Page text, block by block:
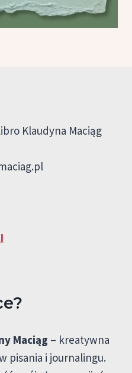
Klaudyna Maciąg
Maciąg – kreatywna
pisania i journalingu.